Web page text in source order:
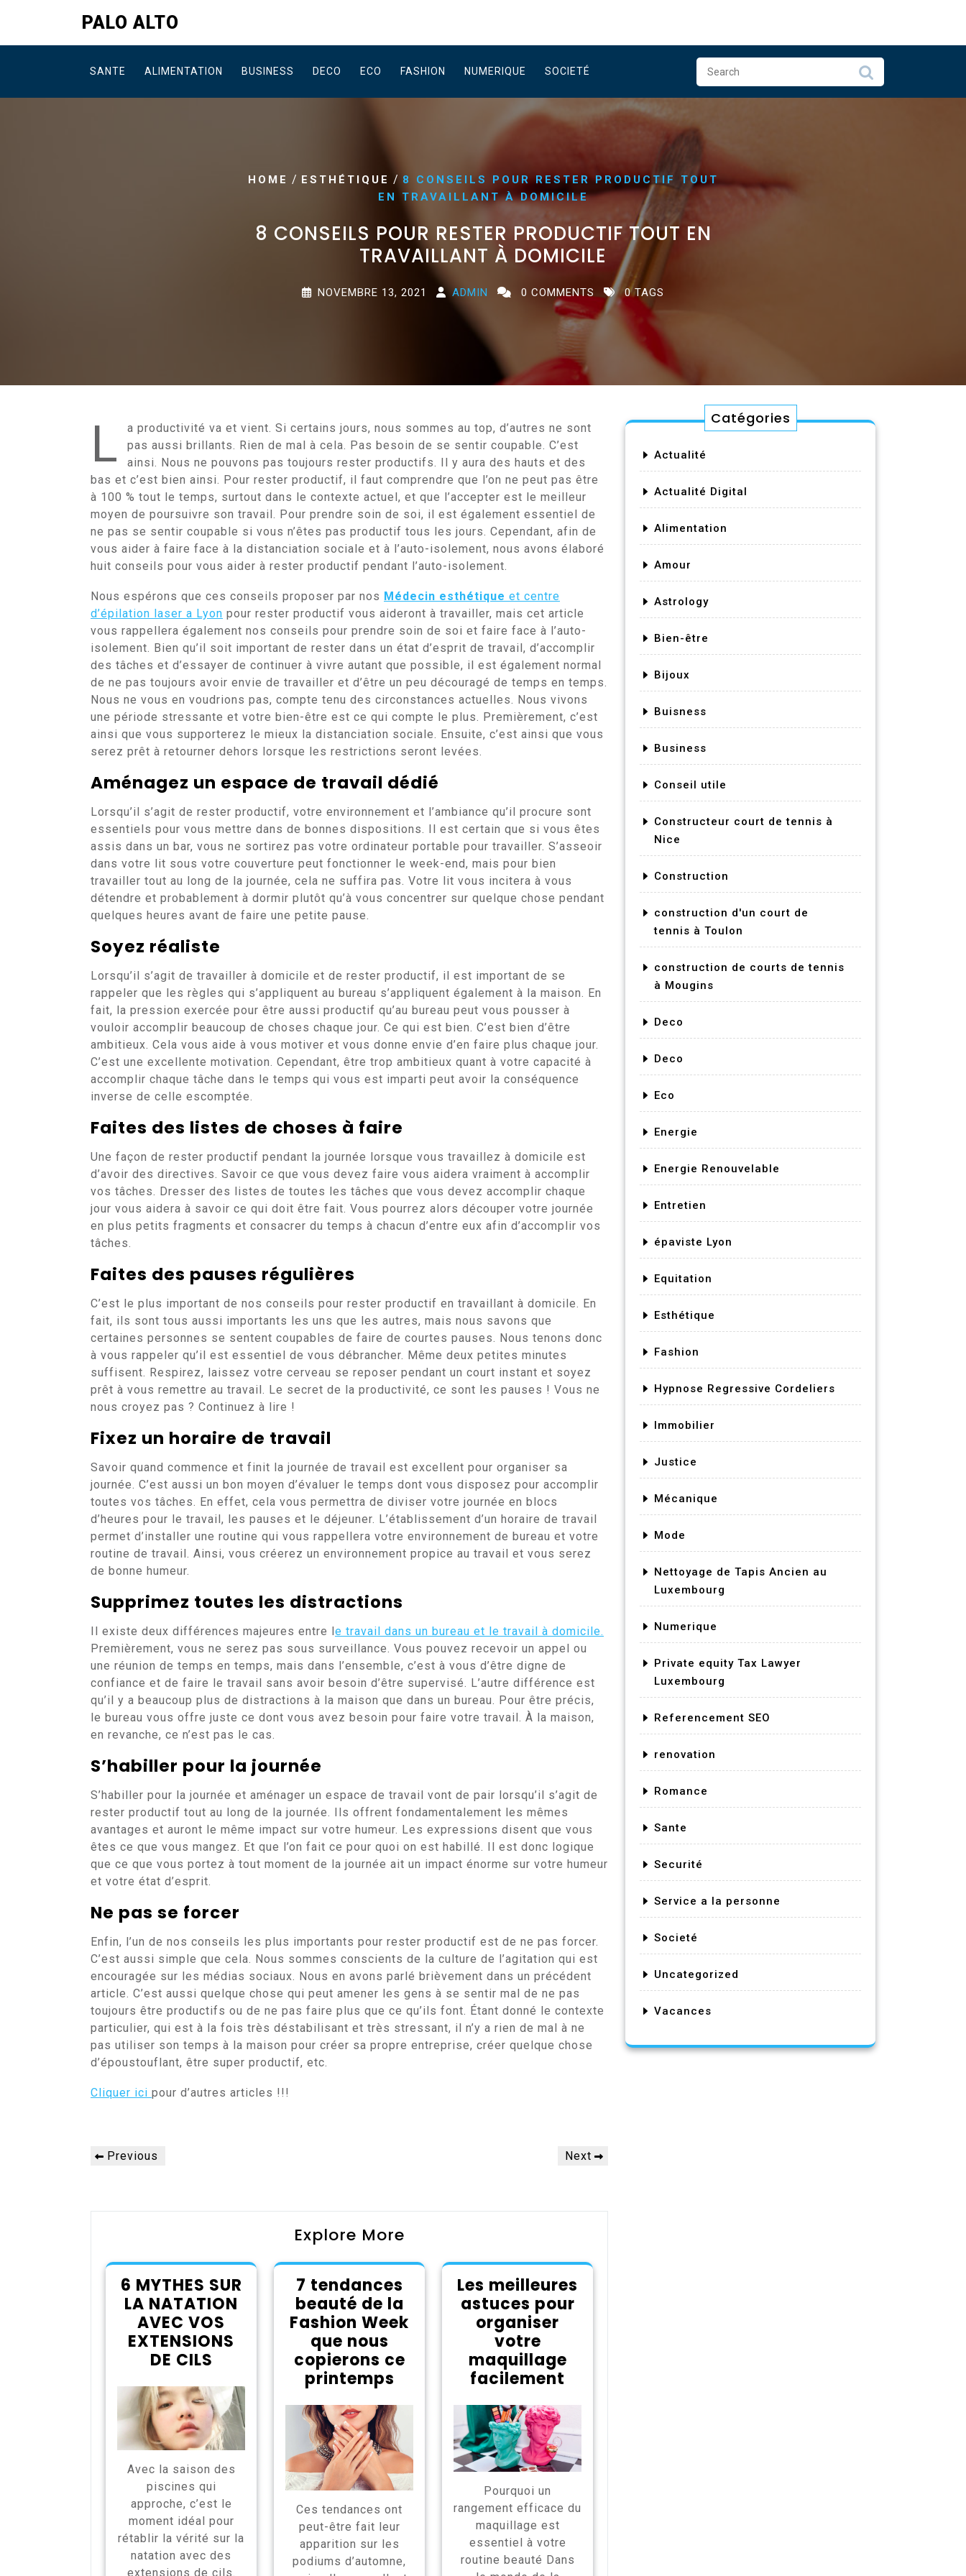
content
PALO ALTO
SANTE ALIMENTATION BUSINESS DECO ECO FASHION NUMERIQUE SOCIETÉ
HOME / ESTHÉTIQUE / 8 CONSEILS POUR RESTER PRODUCTIF TOUT
EN TRAVAILLANT À DOMICILE
8 CONSEILS POUR RESTER PRODUCTIF TOUT EN
TRAVAILLANT À DOMICILE
NOVEMBRE 13, 2021 ADMIN 0 COMMENTS 0 TAGS
L
a productivité va et vient. Si certains jours, nous sommes au top, d’autres ne sont
pas aussi brillants. Rien de mal à cela. Pas besoin de se sentir coupable. C’est
ainsi. Nous ne pouvons pas toujours rester productifs. Il y aura des hauts et des
bas et c’est bien ainsi. Pour rester productif, il faut comprendre que l’on ne peut pas être
à 100 % tout le temps, surtout dans le contexte actuel, et que l’accepter est le meilleur
moyen de poursuivre son travail. Pour prendre soin de soi, il est également essentiel de
ne pas se sentir coupable si vous n’êtes pas productif tous les jours. Cependant, afin de
vous aider à faire face à la distanciation sociale et à l’auto-isolement, nous avons élaboré
huit conseils pour vous aider à rester productif pendant l’auto-isolement.
Nous espérons que ces conseils proposer par nos Médecin esthétique et centre
d’épilation laser a Lyon pour rester productif vous aideront à travailler, mais cet article
vous rappellera également nos conseils pour prendre soin de soi et faire face à l’auto-
isolement. Bien qu’il soit important de rester dans un état d’esprit de travail, d’accomplir
des tâches et d’essayer de continuer à vivre autant que possible, il est également normal
de ne pas toujours avoir envie de travailler et d’être un peu découragé de temps en temps.
Nous ne vous en voudrions pas, compte tenu des circonstances actuelles. Nous vivons
une période stressante et votre bien-être est ce qui compte le plus. Premièrement, c’est
ainsi que vous supporterez le mieux la distanciation sociale. Ensuite, c’est ainsi que vous
serez prêt à retourner dehors lorsque les restrictions seront levées.
Aménagez un espace de travail dédié
Lorsqu’il s’agit de rester productif, votre environnement et l’ambiance qu’il procure sont
essentiels pour vous mettre dans de bonnes dispositions. Il est certain que si vous êtes
assis dans un bar, vous ne sortirez pas votre ordinateur portable pour travailler. S’asseoir
dans votre lit sous votre couverture peut fonctionner le week-end, mais pour bien
travailler tout au long de la journée, cela ne suffira pas. Votre lit vous incitera à vous
détendre et probablement à dormir plutôt qu’à vous concentrer sur quelque chose pendant
quelques heures avant de faire une petite pause.
Soyez réaliste
Lorsqu’il s’agit de travailler à domicile et de rester productif, il est important de se
rappeler que les règles qui s’appliquent au bureau s’appliquent également à la maison. En
fait, la pression exercée pour être aussi productif qu’au bureau peut vous pousser à
vouloir accomplir beaucoup de choses chaque jour. Ce qui est bien. C’est bien d’être
ambitieux. Cela vous aide à vous motiver et vous donne envie d’en faire plus chaque jour.
C’est une excellente motivation. Cependant, être trop ambitieux quant à votre capacité à
accomplir chaque tâche dans le temps qui vous est imparti peut avoir la conséquence
inverse de celle escomptée.
Faites des listes de choses à faire
Une façon de rester productif pendant la journée lorsque vous travaillez à domicile est
d’avoir des directives. Savoir ce que vous devez faire vous aidera vraiment à accomplir
vos tâches. Dresser des listes de toutes les tâches que vous devez accomplir chaque
jour vous aidera à savoir ce qui doit être fait. Vous pourrez alors découper votre journée
en plus petits fragments et consacrer du temps à chacun d’entre eux afin d’accomplir vos
tâches.
Faites des pauses régulières
C’est le plus important de nos conseils pour rester productif en travaillant à domicile. En
fait, ils sont tous aussi importants les uns que les autres, mais nous savons que
certaines personnes se sentent coupables de faire de courtes pauses. Nous tenons donc
à vous rappeler qu’il est essentiel de vous débrancher. Même deux petites minutes
suffisent. Respirez, laissez votre cerveau se reposer pendant un court instant et soyez
prêt à vous remettre au travail. Le secret de la productivité, ce sont les pauses ! Vous ne
nous croyez pas ? Continuez à lire !
Fixez un horaire de travail
Savoir quand commence et finit la journée de travail est excellent pour organiser sa
journée. C’est aussi un bon moyen d’évaluer le temps dont vous disposez pour accomplir
toutes vos tâches. En effet, cela vous permettra de diviser votre journée en blocs
d’heures pour le travail, les pauses et le déjeuner. L’établissement d’un horaire de travail
permet d’installer une routine qui vous rappellera votre environnement de bureau et votre
routine de travail. Ainsi, vous créerez un environnement propice au travail et vous serez
de bonne humeur.
Supprimez toutes les distractions
Il existe deux différences majeures entre le travail dans un bureau et le travail à domicile.
Premièrement, vous ne serez pas sous surveillance. Vous pouvez recevoir un appel ou
une réunion de temps en temps, mais dans l’ensemble, c’est à vous d’être digne de
confiance et de faire le travail sans avoir besoin d’être supervisé. L’autre différence est
qu’il y a beaucoup plus de distractions à la maison que dans un bureau. Pour être précis,
le bureau vous offre juste ce dont vous avez besoin pour faire votre travail. À la maison,
en revanche, ce n’est pas le cas.
S’habiller pour la journée
S’habiller pour la journée et aménager un espace de travail vont de pair lorsqu’il s’agit de
rester productif tout au long de la journée. Ils offrent fondamentalement les mêmes
avantages et auront le même impact sur votre humeur. Les expressions disent que vous
êtes ce que vous mangez. Et que l’on fait ce pour quoi on est habillé. Il est donc logique
que ce que vous portez à tout moment de la journée ait un impact énorme sur votre humeur
et votre état d’esprit.
Ne pas se forcer
Enfin, l’un de nos conseils les plus importants pour rester productif est de ne pas forcer.
C’est aussi simple que cela. Nous sommes conscients de la culture de l’agitation qui est
encouragée sur les médias sociaux. Nous en avons parlé brièvement dans un précédent
article. C’est aussi quelque chose qui peut amener les gens à se sentir mal de ne pas
toujours être productifs ou de ne pas faire plus que ce qu’ils font. Étant donné le contexte
particulier, qui est à la fois très déstabilisant et très stressant, il n’y a rien de mal à ne
pas utiliser son temps à la maison pour créer sa propre entreprise, créer quelque chose
d’époustouflant, être super productif, etc.
Cliquer ici pour d’autres articles !!!
Navigation
de
Previous
Previous
Next
Next
Explore More
6 MYTHES SUR
LA NATATION
AVEC VOS
EXTENSIONS
DE CILS
Avec la saison des
piscines qui
approche, c’est le
moment idéal pour
rétablir la vérité sur la
natation avec des
extensions de cils.
7 tendances
beauté de la
Fashion Week
que nous
copierons ce
printemps
Ces tendances ont
peut-être fait leur
apparition sur les
podiums d’automne,
Les meilleures
astuces pour
organiser
votre
maquillage
facilement
Pourquoi un
rangement efficace du
maquillage est
essentiel à votre
routine beauté Dans
Catégories
Actualité
Actualité Digital
Alimentation
Amour
Astrology
Bien-être
Bijoux
Buisness
Business
Conseil utile
Constructeur court de tennis à
Nice
Construction
construction d'un court de
tennis à Toulon
construction de courts de tennis
à Mougins
Deco
Deco
Eco
Energie
Energie Renouvelable
Entretien
épaviste Lyon
Equitation
Esthétique
Fashion
Hypnose Regressive Cordeliers
Immobilier
Justice
Mécanique
Mode
Nettoyage de Tapis Ancien au
Luxembourg
Numerique
Private equity Tax Lawyer
Luxembourg
Referencement SEO
renovation
Romance
Sante
Securité
Service a la personne
Societé
Uncategorized
Vacances